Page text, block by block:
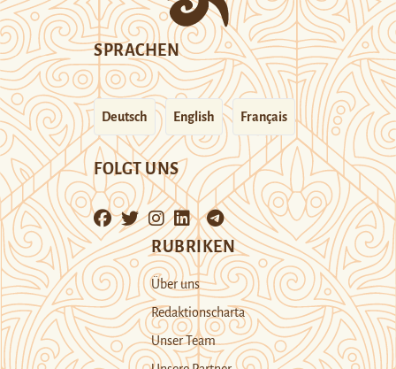
SPRACHEN
Deutsch English Français
FOLGT UNS
RUBRIKEN
Über uns
Redaktionscharta
Unser Team